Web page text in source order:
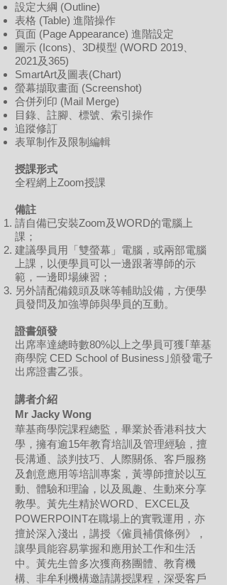
設定大綱 (Outline)
表格 (Table) 進階操作
頁面 (Page Appearance) 進階設定
圖示 (Icons)、3D模型 (WORD 2019、
2021及365)
SmartArt及圖表(Chart)
螢幕擷取畫面 (Screenshot)
合併列印 (Mail Merge)
目錄、註腳、標號、索引操作
追蹤修訂
表單制作及限制編輯
授課形式
全程網上Zoom授課
備註
請自備已安裝Zoom及WORD的電腦上
課；
建議學員用「雙螢幕」電腦，或兩部電腦
上課，以便學員可以一邊跟著導師的示
範，一邊即場練習；
另外請配備鏡頭及咪等輔助設備，方便學
員發問及加強導師與學員的互動。
證書頒發
出席率達總時數80%以上之學員可獲｢華基
商學院 CED School of Business｣頒發電子
出席證書乙張。
講者介紹
Mr Jacky Wong
華基商學院課程總監，畢業於香港科技大
學，擁有逾15年教育培訓及管理經驗，擅
長溝通、談判技巧、人際關係、客戶服務
及創意應用等培訓專案，黃導師擅於以互
動、體驗和理論，以及風趣、生動來分享
教學。黃先生精於WORD、EXCEL及
POWERPOINT在職場上的實戰運用，亦
擅於深入淺出，講授《僱員補償條例》，
讓學員能容易掌握和應用於工作和生活
中。黃先生曾多次獲商務團體、教育機
構、非牟利機構邀請講授課程，深受客戶